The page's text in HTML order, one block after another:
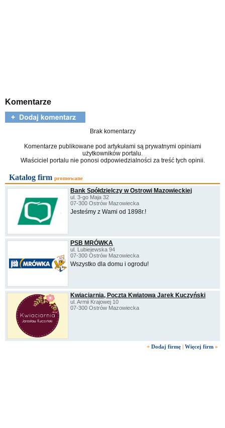
Komentarze
Brak komentarzy
Komentarze publikowane pod artykułami są prywatnymi opiniami
użytkowników portalu.
Właściciel portalu nie ponosi odpowiedzialności za treść tych opinii.
Katalog firm promowane
Bank Spółdzielczy w Ostrowi Mazowieckiej
ul. 3-go Maja 32
07-300 Ostrów Mazowiecka
Jesteśmy z Wami od 1898r.!
PSB MRÓWKA
ul. Lubiejewska 94
07-300 Ostrów Mazowiecka
Wszystko dla domu i ogrodu!
Kwiaciarnia, Poczta Kwiatowa Jarek Kuczyński
ul. Armii Krajowej 10
07-300 Ostrów Mazowiecka
+ Dodaj firmę | Więcej firm »